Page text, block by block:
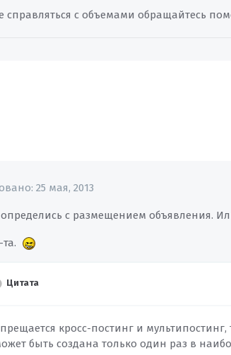
справляться с объемами обращайтесь
25 мая, 2013
с размещением объявления.
Цитата
кросс-постинг и
быть создана только один раз в